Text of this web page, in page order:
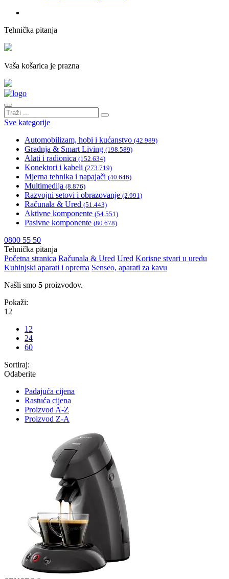
Tehnička pitanja
Vaša košarica je prazna
Sve kategorije
Automobilizam, hobi i kućanstvo (42.989)
Gradnja & Smart Living (198.589)
Alati i radionica (152.634)
Konektori i kabeli (273.719)
Mjerna tehnika i napajači (40.646)
Multimedija (8.876)
Razvojni setovi i obrazovanje (2.991)
Računala & Ured (51.443)
Aktivne komponente (54.551)
Pasivne komponente (80.678)
0800 55 50
Tehnička pitanja
Početna stranica Računala & Ured Ured Korisne stvari u uredu
Kuhinjski aparati i oprema Senseo, aparati za kavu
Našli smo 5 proizvodov.
Pokaži:
12
12
24
60
Sortiraj:
Odaberite
Padajuća cijena
Rastuća cijena
Proizvod A-Z
Proizvod Z-A